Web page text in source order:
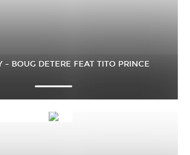
– BOUG DETERE FEAT TITO PRINCE